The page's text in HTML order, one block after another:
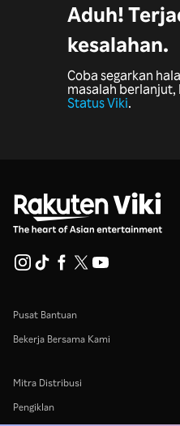
Aduh!
kesalahan.
Coba segarkan
masalah berlanjut,
Status Viki.
Pusat Bantuan
Bekerja Bersama Kami
Mitra Distribusi
Pengiklan